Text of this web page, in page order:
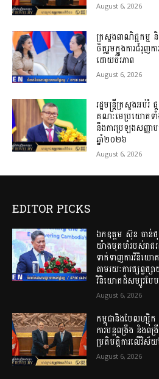
August 6, 2026
ក្រសួងពាណិជ្ជកម្ម និ
ចិត្តរួមក្នុងការជំរុញ
ដោយចីរភាព
August 6, 2026
រដ្ឋមន្ត្រីក្រសួងអប់រំ
គណៈមេប្រយោគទាំ
នឹងការប្រឡងសញ្ញ
ឆ្នាំ២០២៦
August 6, 2026
EDITOR PICKS
ឯកឧត្តម ស៊ុន ចាន់ថុល
យ៉ាងមុតមាំរបស់រាជ
ទាក់ទាញការវិនិយោ
តាមរយៈការផ្សព្វផ្
វិនិយោគដ៏សម្បូរបែប
August 6, 2026
កម្ពុជានិងបែលហ្ស៊ិក ប
ការបន្តពង្រឹង និងព
ប្រតិបត្តិការលើវិ
August 6, 2026